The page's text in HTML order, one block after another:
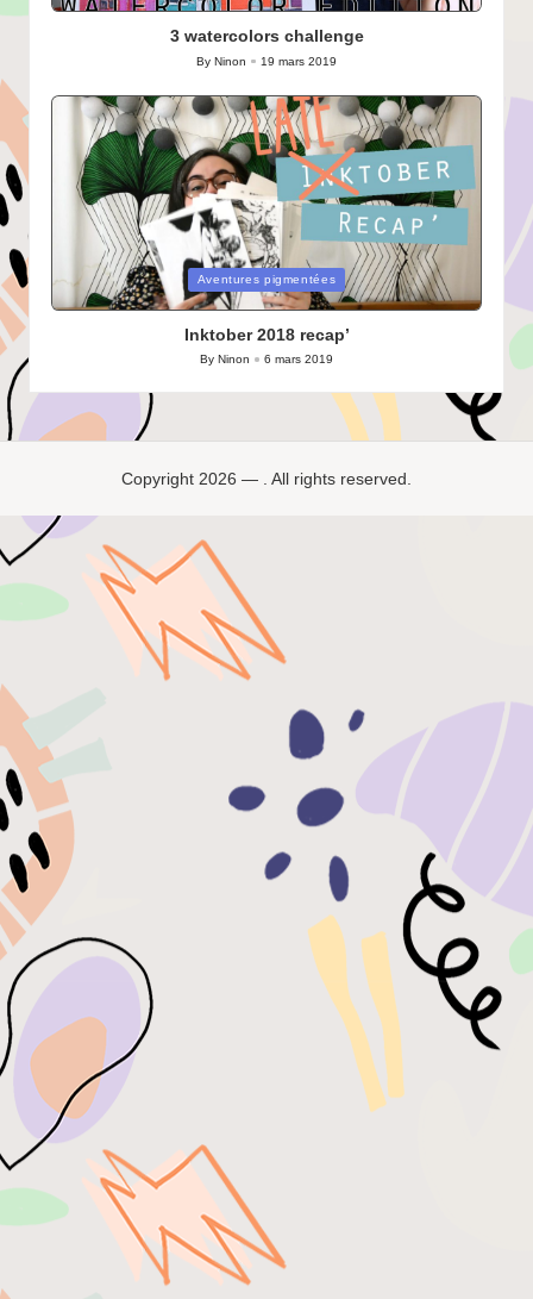
3 watercolors challenge
Posted
By Ninon 19 mars 2019
Posted
in
Aventures pigmentées
Inktober 2018 recap’
Posted
By Ninon 6 mars 2019
Copyright 2026 — . All rights reserved.